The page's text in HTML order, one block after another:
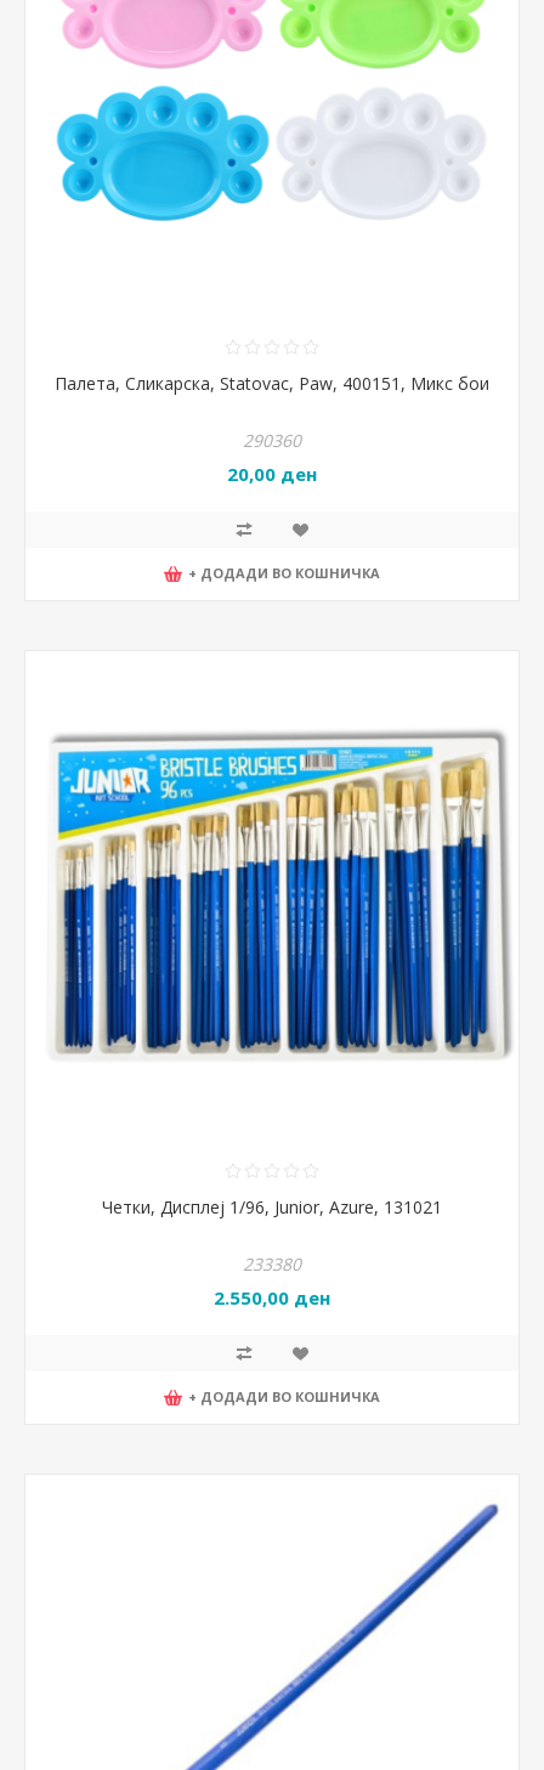
Палета, Сликарска, Statovac, Paw, 400151, Микс бои
290360
20,00 ден
+ ДОДАДИ ВО КОШНИЧКА
Четки, Дисплеј 1/96, Junior, Azure, 131021
233380
2.550,00 ден
+ ДОДАДИ ВО КОШНИЧКА